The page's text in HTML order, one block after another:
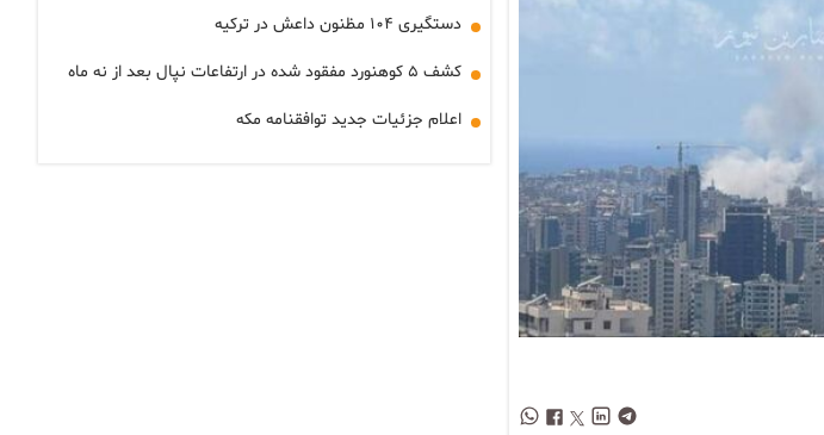
دستگیری ۱۰۴ مظنون داعش در ترکیه
کشف ۵ کوهنورد مفقود شده در ارتفاعات نپال بعد از نه ماه
اعلام جزئیات جدید توافقنامه مکه